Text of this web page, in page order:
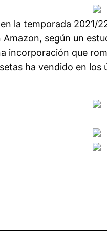
la temporada
según un
incorporación que
ha vendido en